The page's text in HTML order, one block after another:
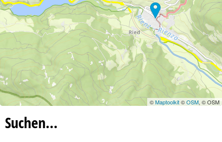
©Maptoolkit©OSM, © OSM
Suchen…